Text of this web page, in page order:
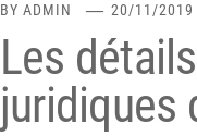
BY ADMIN 20/11/2019
Les
juridiques